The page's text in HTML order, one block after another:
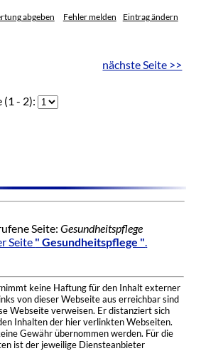
abgeben Fehler melden Eintrag ändern
nächste Seite >>
(1 - 2):
Seite: Gesundheitspflege
Seite " Gesundheitspflege "
keine Haftung für den Inhalt externer
von dieser Webseite aus erreichbar sind
Webseite verweisen. Er distanziert sich
Inhalten der hier verlinkten Webseiten.
Gewähr übernommen werden. Für die
ist der jeweilige Diensteanbieter